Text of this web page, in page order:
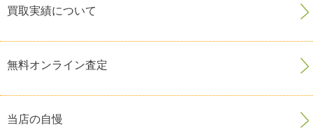
買取実績について
無料オンライン査定
当店の自慢